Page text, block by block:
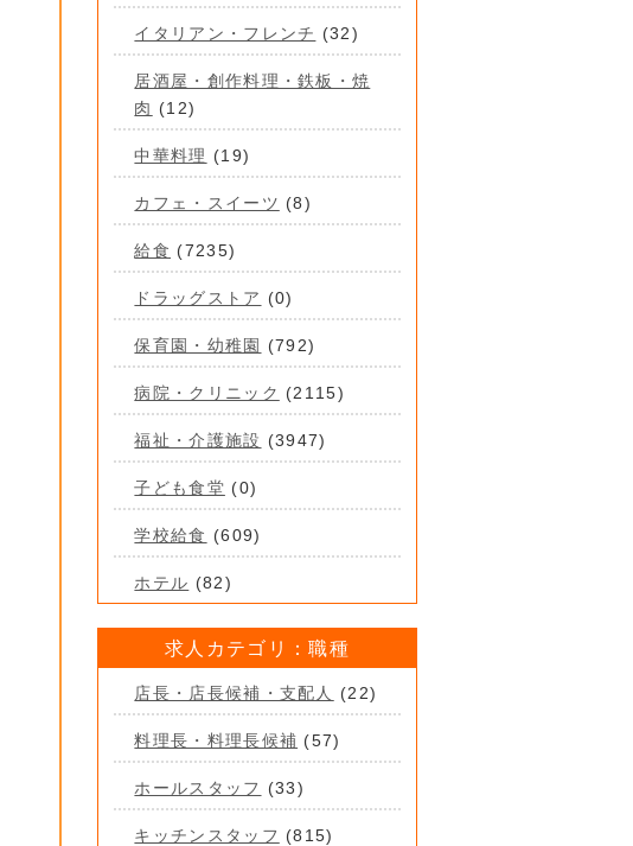
イタリアン・フレンチ (32)
居酒屋・創作料理・鉄板・焼
肉 (12)
中華料理 (19)
カフェ・スイーツ (8)
給食 (7235)
ドラッグストア (0)
保育園・幼稚園 (792)
病院・クリニック (2115)
福祉・介護施設 (3947)
子ども食堂 (0)
学校給食 (609)
ホテル (82)
求人カテゴリ：職種
店長・店長候補・支配人 (22)
料理長・料理長候補 (57)
ホールスタッフ (33)
キッチンスタッフ (815)